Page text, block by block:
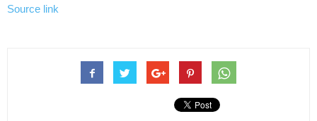
Source link